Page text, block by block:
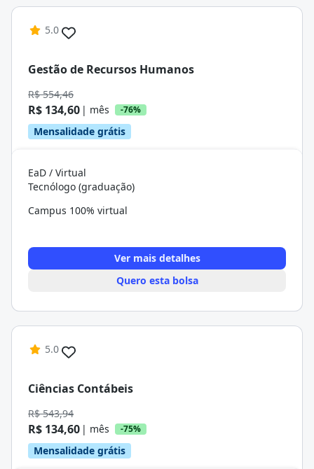
5.0
Gestão de Recursos Humanos
R$ 554,46
R$ 134,60 | mês -76%
Mensalidade grátis
EaD / Virtual
Tecnólogo (graduação)
Campus 100% virtual
Ver mais detalhes
Quero esta bolsa
5.0
Ciências Contábeis
R$ 543,94
R$ 134,60 | mês -75%
Mensalidade grátis